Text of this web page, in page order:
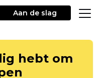
Aan de slag
hebt om